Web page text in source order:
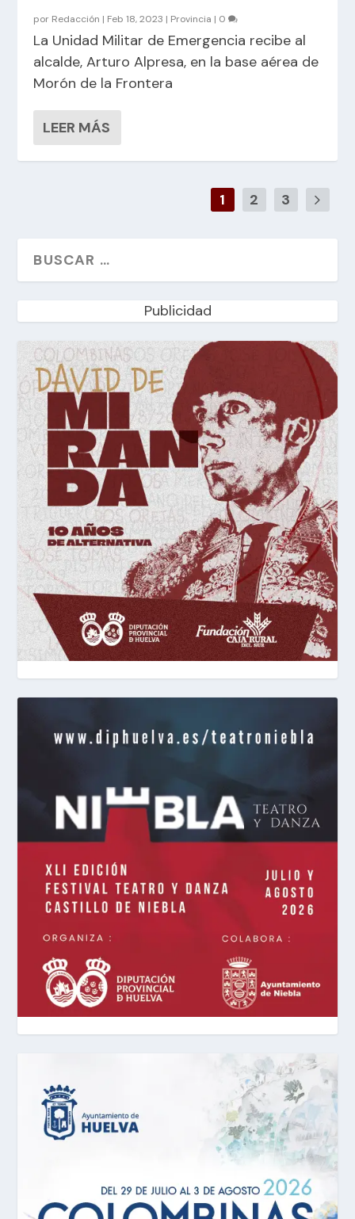
por Redacción | Feb 18, 2023 | Provincia | 0
La Unidad Militar de Emergencia recibe al
alcalde, Arturo Alpresa, en la base aérea de
Morón de la Frontera
LEER MÁS
1 2 3
Publicidad